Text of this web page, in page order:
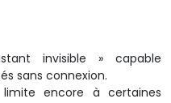
invisible » capable
sans connexion.
encore à certaines